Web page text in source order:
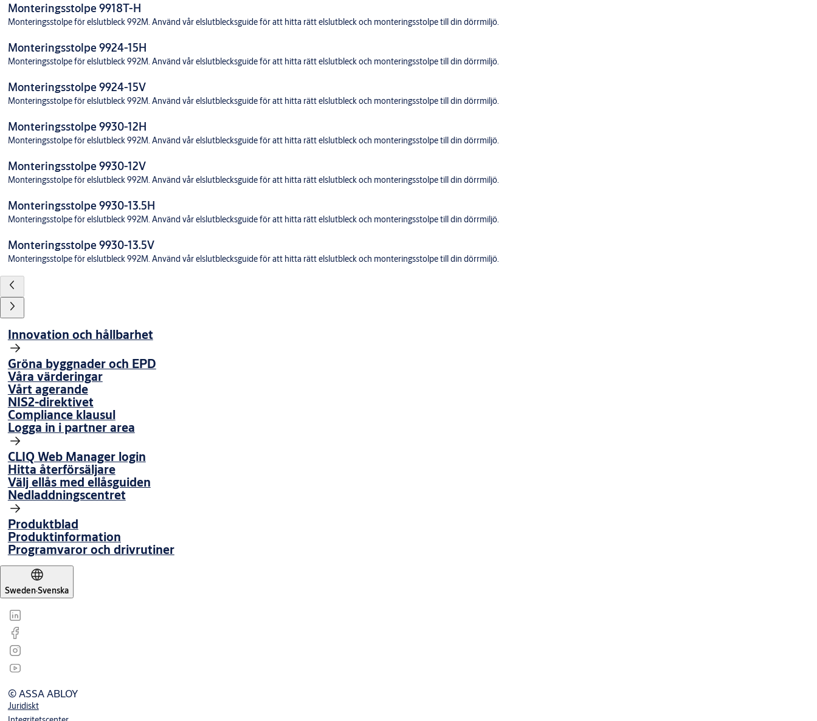
Monteringsstolpe 9918T-H
Monteringsstolpe för elslutbleck 992M. Använd vår elslutblecksguide för att hitta rätt elslutbleck och monteringsstolpe till din dörrmiljö.
Monteringsstolpe 9924-15H
Monteringsstolpe för elslutbleck 992M. Använd vår elslutblecksguide för att hitta rätt elslutbleck och monteringsstolpe till din dörrmiljö.
Monteringsstolpe 9924-15V
Monteringsstolpe för elslutbleck 992M. Använd vår elslutblecksguide för att hitta rätt elslutbleck och monteringsstolpe till din dörrmiljö.
Monteringsstolpe 9930-12H
Monteringsstolpe för elslutbleck 992M. Använd vår elslutblecksguide för att hitta rätt elslutbleck och monteringsstolpe till din dörrmiljö.
Monteringsstolpe 9930-12V
Monteringsstolpe för elslutbleck 992M. Använd vår elslutblecksguide för att hitta rätt elslutbleck och monteringsstolpe till din dörrmiljö.
Monteringsstolpe 9930-13.5H
Monteringsstolpe för elslutbleck 992M. Använd vår elslutblecksguide för att hitta rätt elslutbleck och monteringsstolpe till din dörrmiljö.
Monteringsstolpe 9930-13.5V
Monteringsstolpe för elslutbleck 992M. Använd vår elslutblecksguide för att hitta rätt elslutbleck och monteringsstolpe till din dörrmiljö.
Innovation och hållbarhet
Gröna byggnader och EPD
Våra värderingar
Vårt agerande
NIS2-direktivet
Compliance klausul
Logga in i partner area
CLIQ Web Manager login
Hitta återförsäljare
Välj ellås med ellåsguiden
Nedladdningscentret
Produktblad
Produktinformation
Programvaror och drivrutiner
Sweden·Svenska
© ASSA ABLOY
Juridiskt